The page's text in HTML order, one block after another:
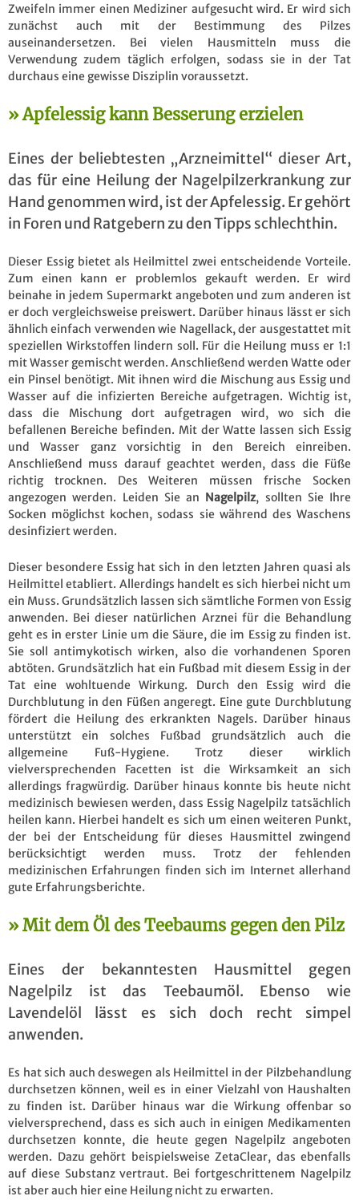
Zweifeln immer einen Mediziner aufgesucht wird. Er wird sich
zunächst auch mit der Bestimmung des Pilzes
auseinandersetzen. Bei vielen Hausmitteln muss die
Verwendung zudem täglich erfolgen, sodass sie in der Tat
durchaus eine gewisse Disziplin voraussetzt.
Apfelessig kann Besserung erzielen
Eines der beliebtesten „Arzneimittel“ dieser Art,
das für eine Heilung der Nagelpilzerkrankung zur
Hand genommen wird, ist der Apfelessig. Er gehört
in Foren und Ratgebern zu den Tipps schlechthin.
Dieser Essig bietet als Heilmittel zwei entscheidende Vorteile.
Zum einen kann er problemlos gekauft werden. Er wird
beinahe in jedem Supermarkt angeboten und zum anderen ist
er doch vergleichsweise preiswert. Darüber hinaus lässt er sich
ähnlich einfach verwenden wie Nagellack, der ausgestattet mit
speziellen Wirkstoffen lindern soll. Für die Heilung muss er 1:1
mit Wasser gemischt werden. Anschließend werden Watte oder
ein Pinsel benötigt. Mit ihnen wird die Mischung aus Essig und
Wasser auf die infizierten Bereiche aufgetragen. Wichtig ist,
dass die Mischung dort aufgetragen wird, wo sich die
befallenen Bereiche befinden. Mit der Watte lassen sich Essig
und Wasser ganz vorsichtig in den Bereich einreiben.
Anschließend muss darauf geachtet werden, dass die Füße
richtig trocknen. Des Weiteren müssen frische Socken
angezogen werden. Leiden Sie an Nagelpilz, sollten Sie Ihre
Socken möglichst kochen, sodass sie während des Waschens
desinfiziert werden.
Dieser besondere Essig hat sich in den letzten Jahren quasi als
Heilmittel etabliert. Allerdings handelt es sich hierbei nicht um
ein Muss. Grundsätzlich lassen sich sämtliche Formen von Essig
anwenden. Bei dieser natürlichen Arznei für die Behandlung
geht es in erster Linie um die Säure, die im Essig zu finden ist.
Sie soll antimykotisch wirken, also die vorhandenen Sporen
abtöten. Grundsätzlich hat ein Fußbad mit diesem Essig in der
Tat eine wohltuende Wirkung. Durch den Essig wird die
Durchblutung in den Füßen angeregt. Eine gute Durchblutung
fördert die Heilung des erkrankten Nagels. Darüber hinaus
unterstützt ein solches Fußbad grundsätzlich auch die
allgemeine Fuß-Hygiene. Trotz dieser wirklich
vielversprechenden Facetten ist die Wirksamkeit an sich
allerdings fragwürdig. Darüber hinaus konnte bis heute nicht
medizinisch bewiesen werden, dass Essig Nagelpilz tatsächlich
heilen kann. Hierbei handelt es sich um einen weiteren Punkt,
der bei der Entscheidung für dieses Hausmittel zwingend
berücksichtigt werden muss. Trotz der fehlenden
medizinischen Erfahrungen finden sich im Internet allerhand
gute Erfahrungsberichte.
Mit dem Öl des Teebaums gegen den Pilz
Eines der bekanntesten Hausmittel gegen
Nagelpilz ist das Teebaumöl. Ebenso wie
Lavendelöl lässt es sich doch recht simpel
anwenden.
Es hat sich auch deswegen als Heilmittel in der Pilzbehandlung
durchsetzen können, weil es in einer Vielzahl von Haushalten
zu finden ist. Darüber hinaus war die Wirkung offenbar so
vielversprechend, dass es sich auch in einigen Medikamenten
durchsetzen konnte, die heute gegen Nagelpilz angeboten
werden. Dazu gehört beispielsweise ZetaClear, das ebenfalls
auf diese Substanz vertraut. Bei fortgeschrittenem Nagelpilz
ist aber auch hier eine Heilung nicht zu erwarten.